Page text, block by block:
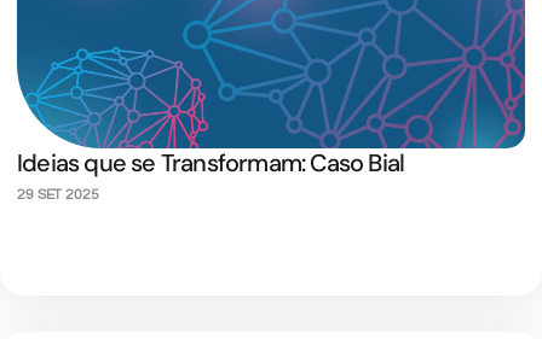
Ideias que se Transformam: Caso Bial
29 SET 2025